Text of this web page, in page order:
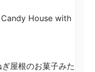
House with
屋根のお菓子みた